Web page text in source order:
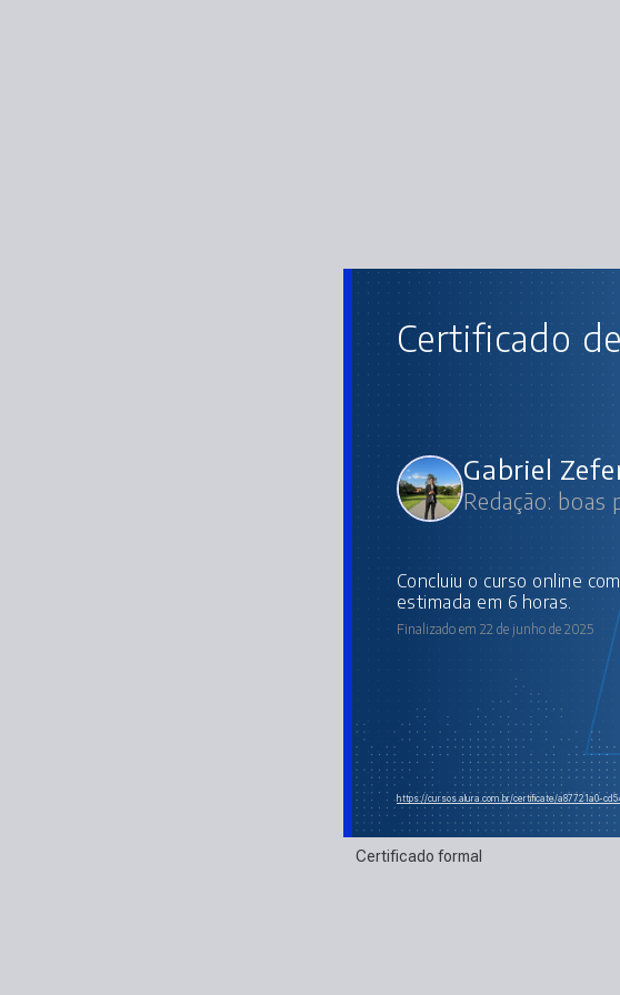
Certificado
Gabriel
Redação:
concluiu o curso online com carga horária
estimada em 6 horas.
Finalizado em 22 de junho de 2025
https://cursos.alura.com.br/certificate/a87721a0-
Certificado formal